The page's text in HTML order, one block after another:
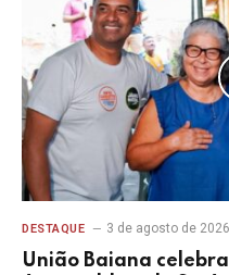
DESTAQUE 3 de agosto de 2026
União Baiana